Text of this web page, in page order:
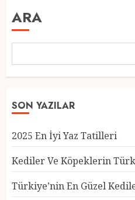
ARA
SON YAZILAR
2025 En İyi Yaz Tatilleri
Kediler Ve Köpeklerin
Türkiye’nin En Güzel